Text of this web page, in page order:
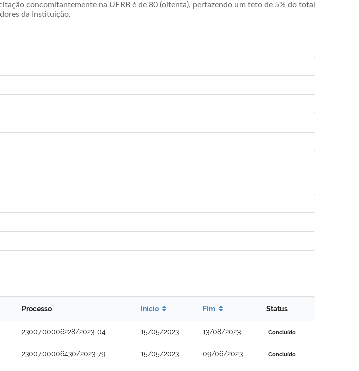
concomitantemente na UFRB é de 80 (oitenta), perfazendo um teto de 5% do total
da Instituição.
Processo Início Fim Status
23007.00006228/2023-04 15/05/2023 13/08/2023 Concluído
23007.00006430/2023-79 15/05/2023 09/06/2023 Concluído